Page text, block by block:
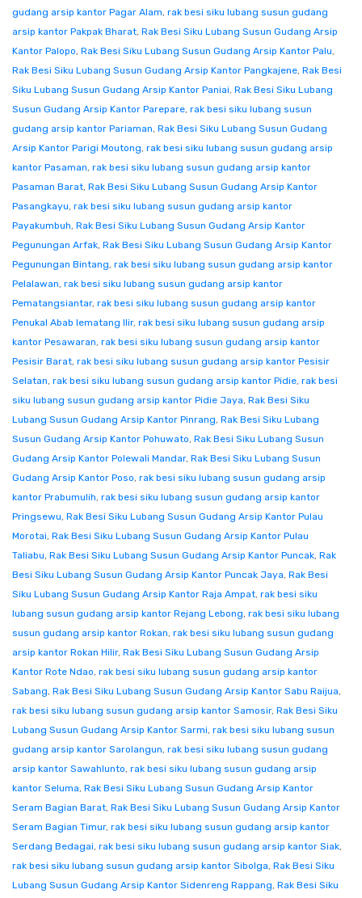
gudang arsip kantor Pagar Alam, rak besi siku lubang susun gudang
arsip kantor Pakpak Bharat, Rak Besi Siku Lubang Susun Gudang Arsip
Kantor Palopo, Rak Besi Siku Lubang Susun Gudang Arsip Kantor Palu,
Rak Besi Siku Lubang Susun Gudang Arsip Kantor Pangkajene, Rak Besi
Siku Lubang Susun Gudang Arsip Kantor Paniai, Rak Besi Siku Lubang
Susun Gudang Arsip Kantor Parepare, rak besi siku lubang susun
gudang arsip kantor Pariaman, Rak Besi Siku Lubang Susun Gudang
Arsip Kantor Parigi Moutong, rak besi siku lubang susun gudang arsip
kantor Pasaman, rak besi siku lubang susun gudang arsip kantor
Pasaman Barat, Rak Besi Siku Lubang Susun Gudang Arsip Kantor
Pasangkayu, rak besi siku lubang susun gudang arsip kantor
Payakumbuh, Rak Besi Siku Lubang Susun Gudang Arsip Kantor
Pegunungan Arfak, Rak Besi Siku Lubang Susun Gudang Arsip Kantor
Pegunungan Bintang, rak besi siku lubang susun gudang arsip kantor
Pelalawan, rak besi siku lubang susun gudang arsip kantor
Pematangsiantar, rak besi siku lubang susun gudang arsip kantor
Penukal Abab lematang Ilir, rak besi siku lubang susun gudang arsip
kantor Pesawaran, rak besi siku lubang susun gudang arsip kantor
Pesisir Barat, rak besi siku lubang susun gudang arsip kantor Pesisir
Selatan, rak besi siku lubang susun gudang arsip kantor Pidie, rak besi
siku lubang susun gudang arsip kantor Pidie Jaya, Rak Besi Siku
Lubang Susun Gudang Arsip Kantor Pinrang, Rak Besi Siku Lubang
Susun Gudang Arsip Kantor Pohuwato, Rak Besi Siku Lubang Susun
Gudang Arsip Kantor Polewali Mandar, Rak Besi Siku Lubang Susun
Gudang Arsip Kantor Poso, rak besi siku lubang susun gudang arsip
kantor Prabumulih, rak besi siku lubang susun gudang arsip kantor
Pringsewu, Rak Besi Siku Lubang Susun Gudang Arsip Kantor Pulau
Morotai, Rak Besi Siku Lubang Susun Gudang Arsip Kantor Pulau
Taliabu, Rak Besi Siku Lubang Susun Gudang Arsip Kantor Puncak, Rak
Besi Siku Lubang Susun Gudang Arsip Kantor Puncak Jaya, Rak Besi
Siku Lubang Susun Gudang Arsip Kantor Raja Ampat, rak besi siku
lubang susun gudang arsip kantor Rejang Lebong, rak besi siku lubang
susun gudang arsip kantor Rokan, rak besi siku lubang susun gudang
arsip kantor Rokan Hilir, Rak Besi Siku Lubang Susun Gudang Arsip
Kantor Rote Ndao, rak besi siku lubang susun gudang arsip kantor
Sabang, Rak Besi Siku Lubang Susun Gudang Arsip Kantor Sabu Raijua,
rak besi siku lubang susun gudang arsip kantor Samosir, Rak Besi Siku
Lubang Susun Gudang Arsip Kantor Sarmi, rak besi siku lubang susun
gudang arsip kantor Sarolangun, rak besi siku lubang susun gudang
arsip kantor Sawahlunto, rak besi siku lubang susun gudang arsip
kantor Seluma, Rak Besi Siku Lubang Susun Gudang Arsip Kantor
Seram Bagian Barat, Rak Besi Siku Lubang Susun Gudang Arsip Kantor
Seram Bagian Timur, rak besi siku lubang susun gudang arsip kantor
Serdang Bedagai, rak besi siku lubang susun gudang arsip kantor Siak,
rak besi siku lubang susun gudang arsip kantor Sibolga, Rak Besi Siku
Lubang Susun Gudang Arsip Kantor Sidenreng Rappang, Rak Besi Siku